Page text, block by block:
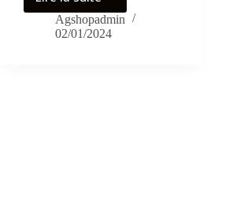
AgShop
:
Bonne
Agshopadmin
02/01/2024